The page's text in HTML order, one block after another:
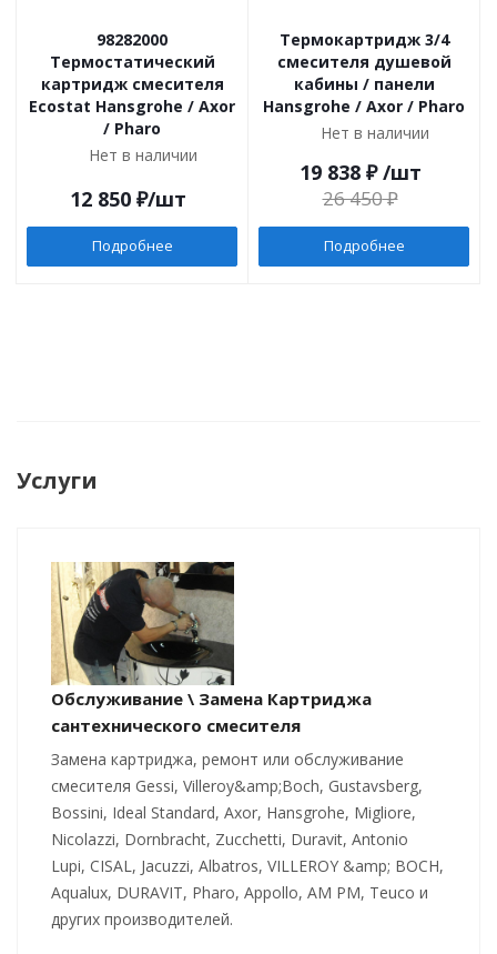
98282000
Термостатический
картридж смесителя
Ecostat Hansgrohe / Axor
/ Pharo
Нет в наличии
12 850 ₽/шт
Подробнее
Термокартридж 3/4
смесителя душевой
кабины / панели
Hansgrohe / Axor / Pharo
Нет в наличии
19 838₽ /шт
26 450₽
Подробнее
Услуги
Обслуживание \ Замена Картриджа
сантехнического смесителя
Замена картриджа, ремонт или обслуживание
смесителя Gessi, Villeroy&amp;Boch, Gustavsberg,
Bossini, Ideal Standard, Axor, Hansgrohe, Migliore,
Nicolazzi, Dornbracht, Zucchetti, Duravit, Antonio
Lupi, CISAL, Jacuzzi, Albatros, VILLEROY &amp; BOCH,
Aqualux, DURAVIT, Pharo, Appollo, AM PM, Teuco и
других производителей.